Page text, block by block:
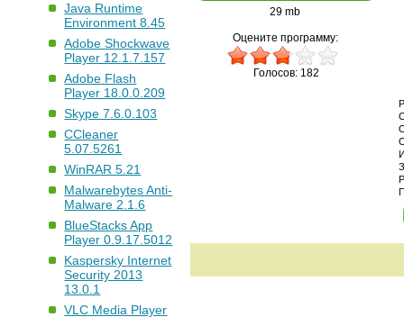
Java Runtime
Environment 8.45
Adobe Shockwave
Player 12.1.7.157
Adobe Flash
Player 18.0.0.209
Skype 7.6.0.103
CCleaner
5.07.5261
WinRAR 5.21
Malwarebytes Anti-
Malware 2.1.6
BlueStacks App
Player 0.9.17.5012
Kaspersky Internet
Security 2013
13.0.1
VLC Media Player
29 mb
Оцените программу:
Голосов: 182